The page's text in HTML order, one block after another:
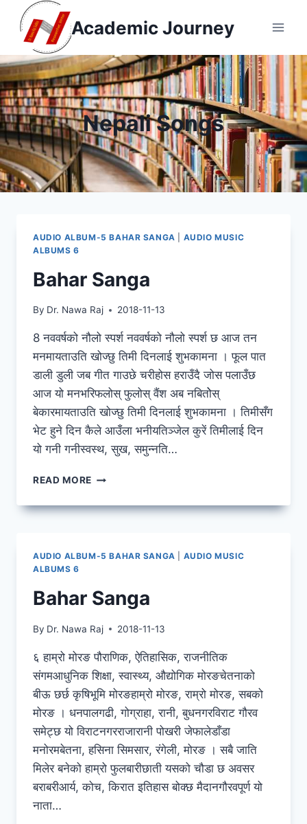
content
Academic Journey
Nepali Songs
AUDIO ALBUM-5 BAHAR SANGA
AUDIO MUSIC
ALBUMS 6
Bahar Sanga
By Dr. Nawa Raj 2018-11-13
8 नववर्षको नौलो स्पर्श नववर्षको नौलो स्पर्श छ आज तन
मनमायताउति खोज्छु तिमी दिनलाई शुभकामना । फूल पात
डाली डुली जब गीत गाउछे चरीहोस हराउँदै जोस पलाउँछ
आज यो मनभरिफलोस् फुलोस् वैंश अब नबितोेस्
बेकारमायताउति खोज्छु तिमी दिनलाई शुभकामना । तिमीसँग
भेट हुने दिन कैले आउँला भनीयतिञ्जेल कुरें तिमीलाई दिन
यो गनी गनीस्वस्थ, सुख, समुन्नति…
READ MORE BAHAR
AUDIO ALBUM-5 BAHAR SANGA
AUDIO MUSIC
ALBUMS 6
Bahar Sanga
By Dr. Nawa Raj 2018-11-13
६ हाम्रो मोरङ पौराणिक, ऐतिहासिक, राजनीतिक
संगमआधुनिक शिक्षा, स्वास्थ्य, औद्योगिक मोरङचेतनाको
बीऊ छर्छ कृषिभूमि मोरङहाम्रो मोरङ, राम्रो मोरङ, सबको
मोरङ । धनपालगढी, गोग्राहा, रानी, बुधनगरविराट गौरव
समेट्छ यो विराटनगरराजारानी पोखरी जेफालेडाँडा
मनोरमबेतना, हसिना सिमसार, रंगेली, मोरङ । सबै जाति
मिलेर बनेको हाम्रो फुलबारीछाती यसको चौडा छ अवसर
बराबरीआर्य, कोच, किरात इतिहास बोक्छ मैदानगौरवपूर्ण यो
नाता…